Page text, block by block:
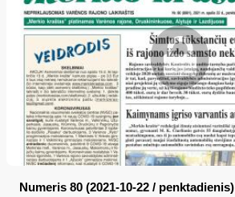
Numeris 80 (2021-10-22 / penktadienis)